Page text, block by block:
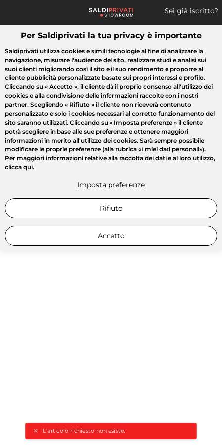
Sei già iscritto?
Cosa cerchi?
L'articolo richiesto non esiste.
Tutte le vendite Moda Casa Bellezza Elettrodomestici
Per Saldiprivati la tua privacy è importante
Saldiprivati utilizza cookies e simili tecnologie al fine di analizzare la
navigazione, misurare l'audience del sito, realizzare studi e analisi sui
suoi clienti migliorando così il sito e il suo rendimento e proporre al
cliente pubblicità personalizzate basate sui propri interessi e profilo.
Cliccando su « Accetto », il cliente dà il proprio consenso all'utilizzo dei
cookies e alla condivisione delle informazioni raccolte con i nostri
partner. Scegliendo « Rifiuto » il cliente non riceverà contenuto
personalizzato e solo i cookies necessari al corretto funzionamento del
sito saranno utilizzati. Cliccando su « Imposta preferenze » il cliente
potrà scegliere in base alle sue preferenze e ottenere maggiori
informazioni in merito all'utilizzo dei cookies. Sarà sempre possibile
modificare le proprie preferenze (alla rubrica «I miei dati personali»).
Per maggiori informazioni relative alla raccolta dei dati e al loro utilizzo,
clicca qui.
Imposta preferenze
Rifiuto
Accetto